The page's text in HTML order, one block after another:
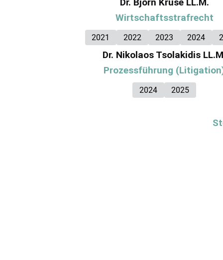
Wirtschaftsstrafrecht
2021 2022 2023 2024
Dr. Nikolaos Tsolakidis
Prozessführung
2024 2025